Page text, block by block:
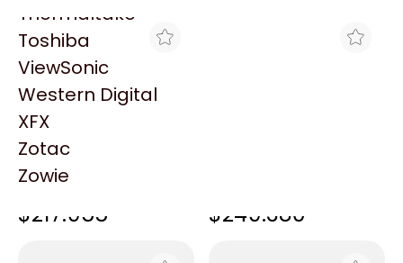
Thermaltake
Toshiba
ViewSonic
Western Digital
XFX
Zotac
Zowie
LN BROTHER HL-1200
$217.955 $249.380